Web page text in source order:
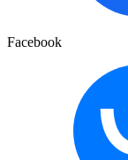
Facebook